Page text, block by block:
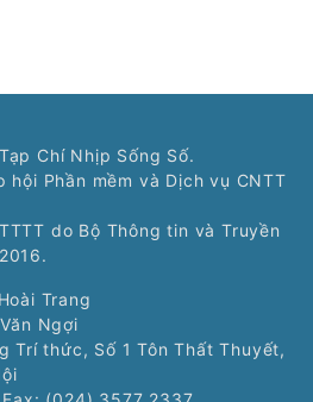
Chí Nhịp Sống Số.
hội Phần mềm và Dịch vụ CNTT
do Bộ Thông tin và Truyền
Trang
Ngợi
Trí thức, Số 1 Tôn Thất Thuyết,